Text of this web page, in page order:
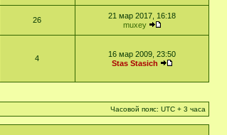
26
21 мар 2017, 16:18
muxey
4
16 мар 2009, 23:50
Stas Stasich
Часовой пояс: UTC + 3 часа